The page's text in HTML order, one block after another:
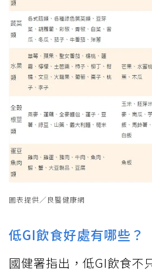
圖表提供／良醫健康網
低GI飲食好處有哪些？
國健署指出，低GI飲食不